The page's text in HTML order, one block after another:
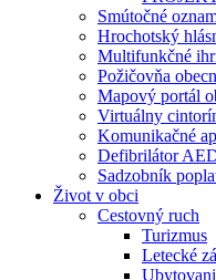
Smútočné
Hrochotský
Multifunkčné
Požičovňa
Mapový portál
Virtuálny
Komunikačné
Defibrilátor
Sadzobník
Život v obci
Cestovný ruch
Turizmus
Letecké